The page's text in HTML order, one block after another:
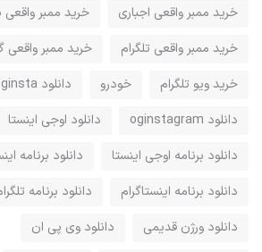
خرید ممبر واقعی اجباری
خرید ممبر
خرید ممبر واقعی تلگرام
خرید ممبر واقعی
خرید ویو تلگرام
خودرو
دانلود oginsta
دانلود oginstagram
دانلود اوجی اینستا
دانلود برنامه اوجی اینستا
دانلود برنامه
دانلود برنامه اینستاگرام
دانلود برنامه
دانلود ورژن قدیمی
دانلود وی پی ان